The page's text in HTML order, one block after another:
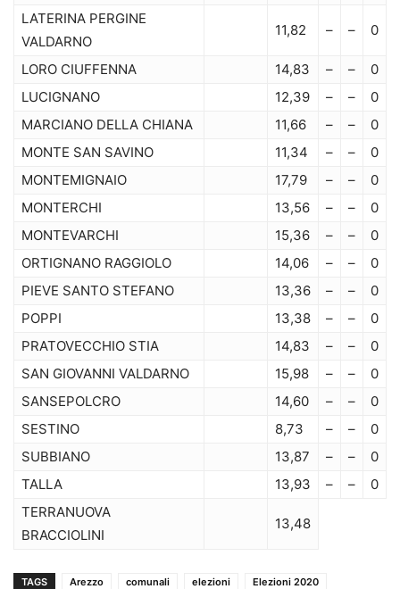
LATERINA PERGINE
VALDARNO
11,82 – – 0
LORO CIUFFENNA 14,83 – –
0
LUCIGNANO
12,39 – –
0
MARCIANO DELLA CHIANA
11,66 – –
0
MONTE SAN SAVINO
11,34 – –
0
MONTEMIGNAIO
17,79 – –
0
MONTERCHI
13,56 – –
0
MONTEVARCHI
15,36 – –
0
ORTIGNANO RAGGIOLO
14,06 – –
0
PIEVE SANTO STEFANO
13,36 – –
0
POPPI
13,38 – –
0
PRATOVECCHIO STIA
14,83 – –
0
SAN GIOVANNI VALDARNO
15,98 – –
0
SANSEPOLCRO
14,60 – –
0
SESTINO
8,73 – –
0
SUBBIANO
13,87 – –
0
TALLA
13,93 – –
0
TERRANUOVA
BRACCIOLINI
13,48
TAGS Arezzo comunali elezioni
Elezioni 2020